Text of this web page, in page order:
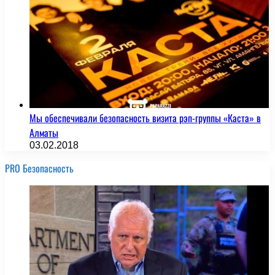
Мы обеспечивали безопасность визита рэп-группы «Каста» в
Алматы
03.02.2018
PRO Безопасность